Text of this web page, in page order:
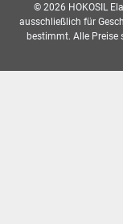
© 2026 HOKOSIL
ausschließlich für
bestimmt. Alle Preise